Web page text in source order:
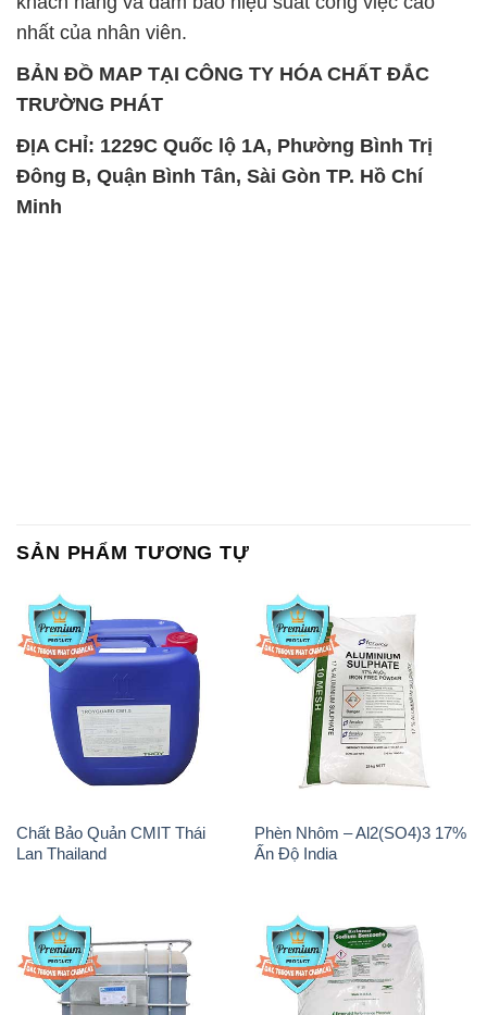
ĐỊA CHỈ: 1229C Quốc lộ 1A, Phường Bình Trị
Đông B, Quận Bình Tân, Sài Gòn TP. Hồ Chí
Minh
Chất Bảo Quản CMIT Thái
Lan Thailand
Phèn Nhôm – Al2(SO4)3 17%
Ấn Độ India